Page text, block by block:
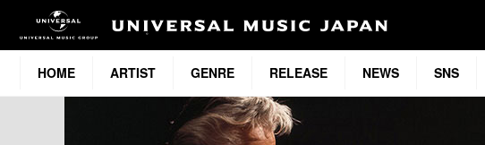
HOME ARTIST GENRE RELEASE NEWS SNS